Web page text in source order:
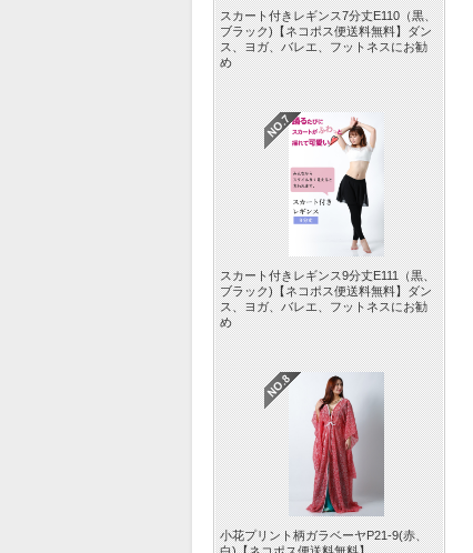
スカート付きレギンス7分丈E110（黒、
ブラック)【ネコポス便送料無料】ダン
ス、ヨガ、バレエ、フットネスにお勧
め
スカート付きレギンス9分丈E111（黒、
ブラック)【ネコポス便送料無料】ダン
ス、ヨガ、バレエ、フットネスにお勧
め
小花プリント柄ガラベーヤP21-9(赤、